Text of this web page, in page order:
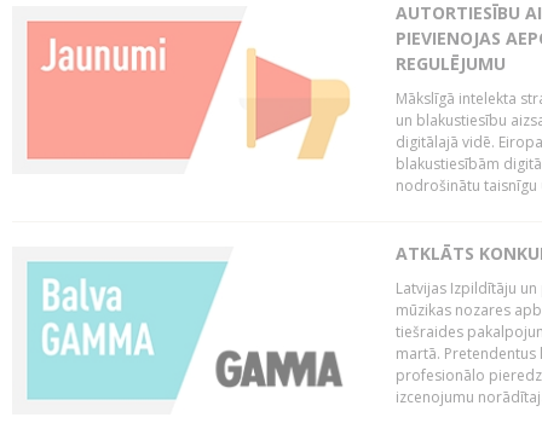
AUTORTIESĪBU
PIEVIENOJAS
REGULĒJUMU
Mākslīgā intelekta
un blakustiesību
digitālajā vidē.
blakustiesībām
nodrošinātu taisnīgu
ATKLĀTS
Latvijas Izpildītāju
mūzikas nozares
tiešraides
martā. Pretendentus
profesionālo
izcenojumu